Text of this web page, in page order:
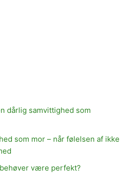
dårlig samvittighed som
som mor – når følelsen af ikke
være perfekt?